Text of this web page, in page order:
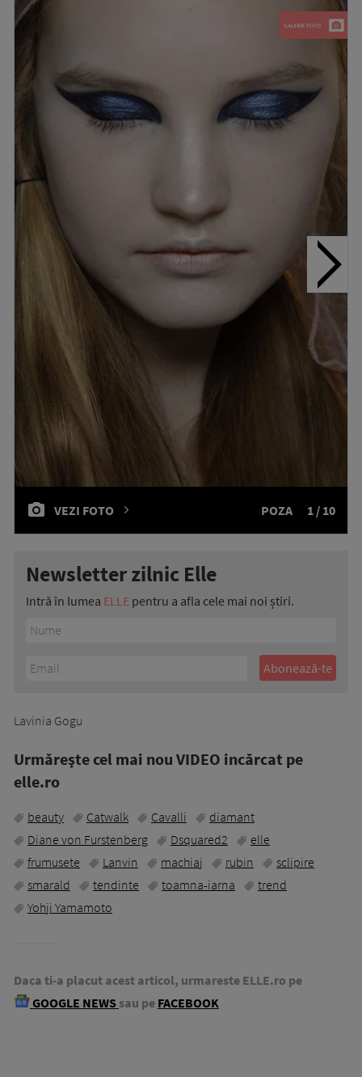
VEZI FOTO POZA 1 / 10
Newsletter zilnic Elle
Intră în lumea ELLE pentru a afla cele mai noi știri.
Lavinia Gogu
Urmăreşte cel mai nou VIDEO incărcat pe
elle.ro
beauty Catwalk Cavalli
diamant
Diane von Furstenberg
Dsquared2
elle
frumusete
Lanvin machiaj rubin
sclipire
smarald
tendinte toamna-iarna
trend
Yohji Yamamoto
Daca ti-a placut acest articol, urmareste ELLE.ro pe
GOOGLE NEWS sau pe FACEBOOK